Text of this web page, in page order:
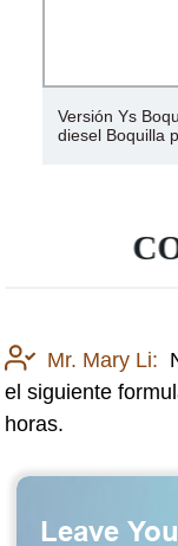
Versión Ys
diesel Boquilla
Mr. Mary Li:
el siguiente
horas.